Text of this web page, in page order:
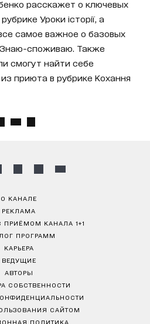
расскажет о ключевых
Уроки історії, а
самое важное о базовых
Знаю-споживаю. Также
смогут найти себе
приюта в рубрике Кохання
О КАНАЛЕ
РЕКЛАМА
КАНАЛА 1+1
ПРОГРАММ
КАРЬЕРА
ВЕДУЩИЕ
АВТОРЫ
СОБСТВЕННОСТИ
САЙТОМ
ПОЛИТИКА